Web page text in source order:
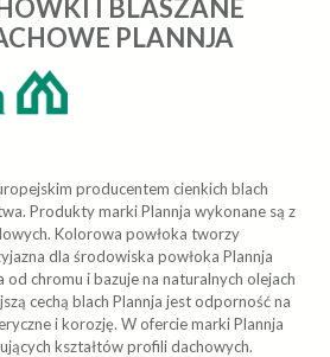
I BLASZANE
PLANNJA
producentem cienkich blach
Produkty marki Plannja wykonane są z
Kolorowa powłoka tworzy
dla środowiska powłoka Plannja
od chromu i bazuje na naturalnych olejach
cechą blach Plannja jest odporność na
i korozję. W ofercie marki Plannja
kształtów profili dachowych.